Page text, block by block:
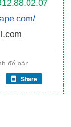
để bàn
Share